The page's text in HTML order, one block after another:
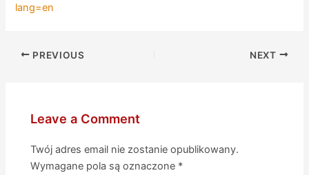
lang=en
PREVIOUS NEXT
Leave a Comment
Twój adres email nie zostanie opublikowany.
Wymagane pola są oznaczone *